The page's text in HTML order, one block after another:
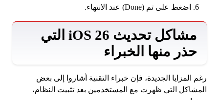
اضغط على تم (Done) عند الانتهاء.
مشاكل تحديث iOS 26 التي
حذر منها الخبراء
رغم المزايا الجديدة، فإن خبراء التقنية أشاروا إلى بعض
المشاكل التي ظهرت مع المستخدمين بعد تثبيت النظام،